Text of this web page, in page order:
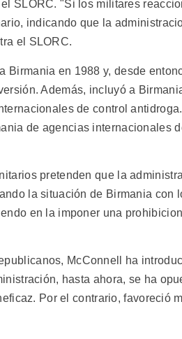
SLORC. "Si los militares
indicando que la
el SLORC.
Birmania en 1988 y, desde
Además, incluyó a
de control
de agencias internacionales
pretenden que la
la situación de Birmania con
en la imponer una
McConnell ha
hasta ahora, se ha
Por el contrario, favoreció